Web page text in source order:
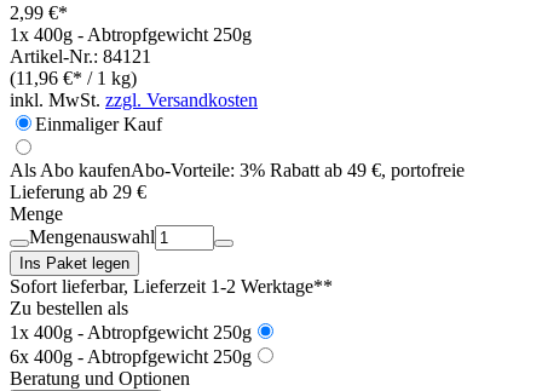
2,99 €*
1x 400g - Abtropfgewicht 250g
Artikel-Nr.: 84121
(11,96 €* / 1 kg)
inkl. MwSt. zzgl. Versandkosten
Einmaliger Kauf
Als Abo kaufenAbo-Vorteile: 3% Rabatt ab 49 €, portofreie
Lieferung ab 29 €
Menge
Mengenauswahl
Ins Paket legen
Sofort lieferbar, Lieferzeit 1-2 Werktage**
Zu bestellen als
1x 400g - Abtropfgewicht 250g
6x 400g - Abtropfgewicht 250g
Beratung und Optionen